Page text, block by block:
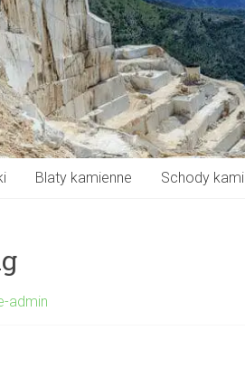
Blaty kamienne Schody
admin